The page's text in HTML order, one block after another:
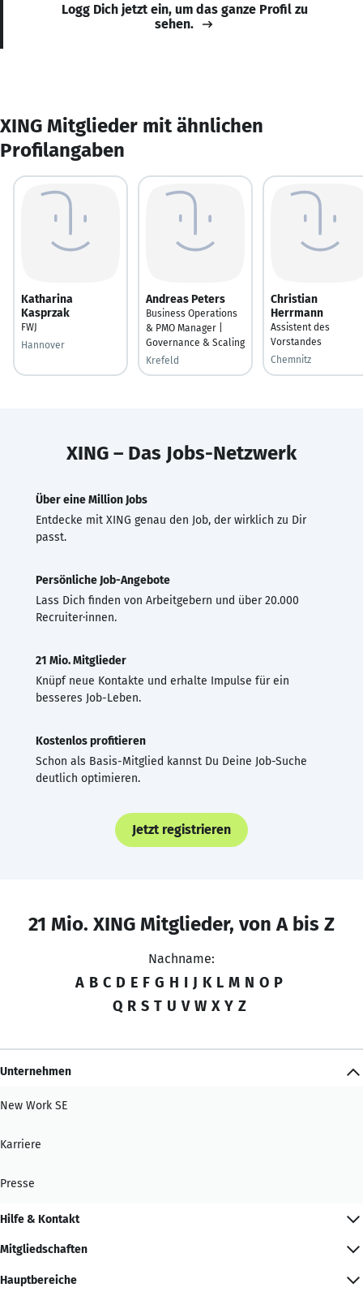
Logg Dich jetzt ein, um das ganze Profil zu
sehen.
XING Mitglieder mit ähnlichen
Profilangaben
Katharina
Kasprzak
FWJ
Hannover
Andreas Peters
Business Operations
& PMO Manager |
Governance & Scaling
Krefeld
Christian
Herrmann
Assistent des
Vorstandes
Chemnitz
XING – Das Jobs-Netzwerk
Über eine Million Jobs
Entdecke mit XING genau den Job, der wirklich zu Dir
passt.
Persönliche Job-Angebote
Lass Dich finden von Arbeitgebern und über 20.000
Recruiter·innen.
21 Mio. Mitglieder
Knüpf neue Kontakte und erhalte Impulse für ein
besseres Job-Leben.
Kostenlos profitieren
Schon als Basis-Mitglied kannst Du Deine Job-Suche
deutlich optimieren.
Jetzt registrieren
21 Mio. XING Mitglieder, von A bis Z
Nachname:
A B C D E F G H I J K L M N O P
Q R S T U V W X Y Z
Unternehmen
New Work SE
Karriere
Presse
Hilfe & Kontakt
Mitgliedschaften
Hauptbereiche